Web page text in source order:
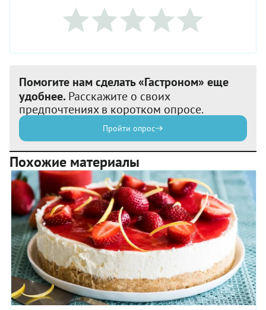
Помогите нам сделать «Гастроном» еще
удобнее. Расскажите о своих
предпочтениях в коротком опросе.
Пройти опрос
Похожие материалы